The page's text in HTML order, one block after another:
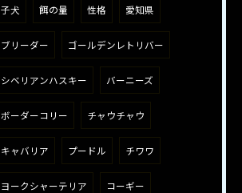
子犬 餌の量 性格 愛知県
ブリーダー ゴールデンレトリバー
シベリアンハスキー バーニーズ
ボーダーコリー チャウチャウ
キャバリア プードル チワワ
ヨークシャーテリア コーギー